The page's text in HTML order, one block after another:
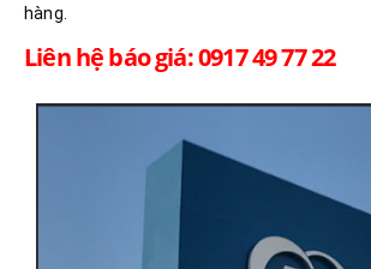
hàng.
Liên hệ báo giá: 0917 49 77 22